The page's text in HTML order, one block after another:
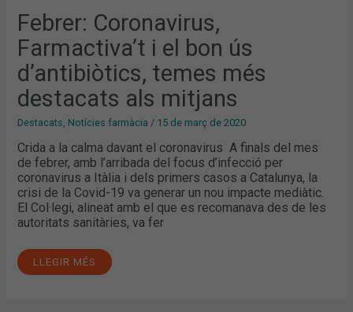
Febrer: Coronavirus,
Farmactiva’t i el bon ús
d’antibiòtics, temes més
destacats als mitjans
Destacats Notícies farmàcia / 15 de març de 2020
Crida a la calma davant el coronavirus A finals del mes
de febrer, amb l’arribada del focus d’infecció per
coronavirus a Itàlia i dels primers casos a Catalunya, la
crisi de la Covid-19 va generar un nou impacte mediàtic.
El Col·legi, alineat amb el que es recomanava des de les
autoritats sanitàries, va fer
TEMES
MÉS
DESTACATS
ALS
MITJANS
LLEGIR MÉS